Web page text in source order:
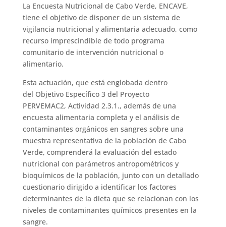
La Encuesta Nutricional de Cabo Verde, ENCAVE,
tiene el objetivo de disponer de un sistema de
vigilancia nutricional y alimentaria adecuado, como
recurso imprescindible de todo programa
comunitario de intervención nutricional o
alimentario.
Esta actuación, que está englobada dentro
del Objetivo Específico 3 del Proyecto
PERVEMAC2, Actividad 2.3.1., además de una
encuesta alimentaria completa y el análisis de
contaminantes orgánicos en sangres sobre una
muestra representativa de la población de Cabo
Verde, comprenderá la evaluación del estado
nutricional con parámetros antropométricos y
bioquímicos de la población, junto con un detallado
cuestionario dirigido a identificar los factores
determinantes de la dieta que se relacionan con los
niveles de contaminantes químicos presentes en la
sangre.